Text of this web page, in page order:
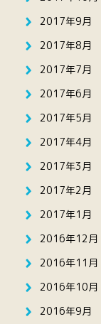
2017年9月
2017年8月
2017年7月
2017年6月
2017年5月
2017年4月
2017年3月
2017年2月
2017年1月
2016年12月
2016年11月
2016年10月
2016年9月